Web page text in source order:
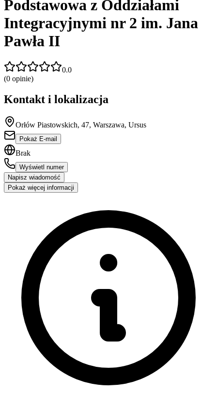
Podstawowa z Oddziałami
Integracyjnymi nr 2 im. Jana
Pawła II
0.0
(0 opinie)
Kontakt i lokalizacja
Orłów Piastowskich, 47, Warszawa, Ursus
Pokaż E-mail
Brak
Wyświetl numer
Napisz wiadomość
Pokaż więcej informacji